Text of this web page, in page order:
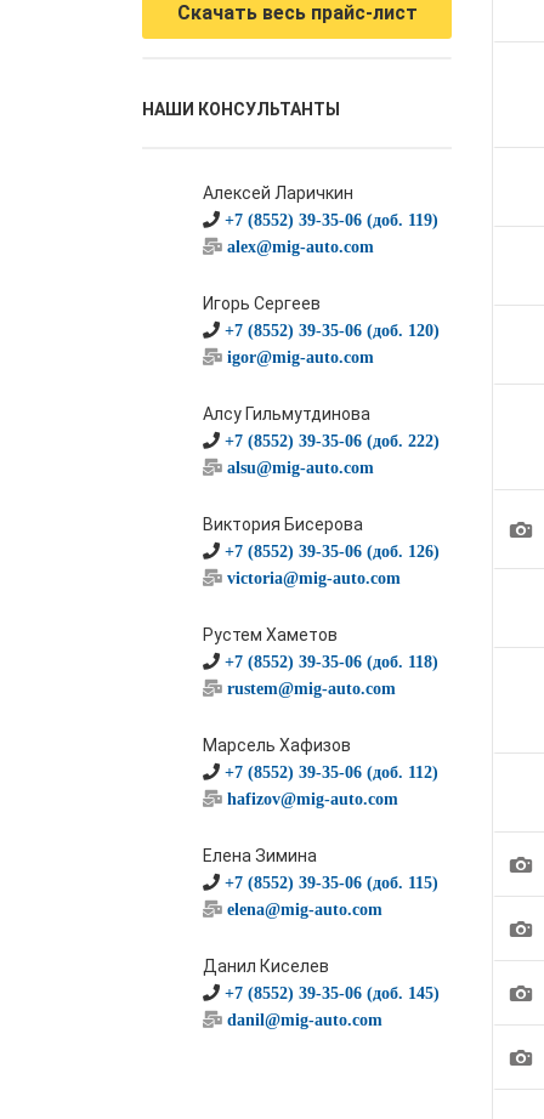
Скачать весь прайс-лист
НАШИ КОНСУЛЬТАНТЫ
Алексей Ларичкин
+7 (8552) 39-35-06 (доб. 119)
alex@mig-auto.com
Игорь Сергеев
+7 (8552) 39-35-06 (доб. 120)
igor@mig-auto.com
Алсу Гильмутдинова
+7 (8552) 39-35-06 (доб. 222)
alsu@mig-auto.com
Виктория Бисерова
+7 (8552) 39-35-06 (доб. 126)
victoria@mig-auto.com
Рустем Хаметов
+7 (8552) 39-35-06 (доб. 118)
rustem@mig-auto.com
Марсель Хафизов
+7 (8552) 39-35-06 (доб. 112)
hafizov@mig-auto.com
Елена Зимина
+7 (8552) 39-35-06 (доб. 115)
elena@mig-auto.com
Данил Киселев
+7 (8552) 39-35-06 (доб. 145)
danil@mig-auto.com
1
1
1
1
1